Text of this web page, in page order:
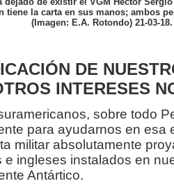
tiene la carta en sus manos; ambos
(Imagen: E.A. Rotondo) 21-03-18.
DE
INTERESES
sobre todo
para ayudarnos en esa
militar absolutamente
e ingleses instalados en
Antártico.